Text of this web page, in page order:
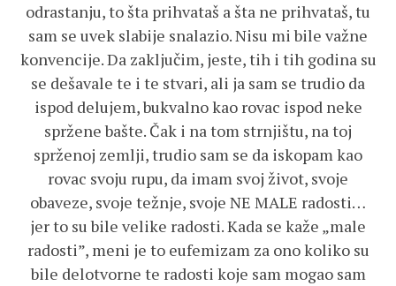
odrastanju, to šta prihvataš a šta ne prihvataš, tu
sam se uvek slabije snalazio. Nisu mi bile važne
konvencije. Da zaključim, jeste, tih i tih godina su
se dešavale te i te stvari, ali ja sam se trudio da
ispod delujem, bukvalno kao rovac ispod neke
spržene bašte. Čak i na tom strnjištu, na toj
sprženoj zemlji, trudio sam se da iskopam kao
rovac svoju rupu, da imam svoj život, svoje
obaveze, svoje težnje, svoje NE MALE radosti…
jer to su bile velike radosti. Kada se kaže „male
radosti”, meni je to eufemizam za ono koliko su
bile delotvorne te radosti koje sam mogao sam